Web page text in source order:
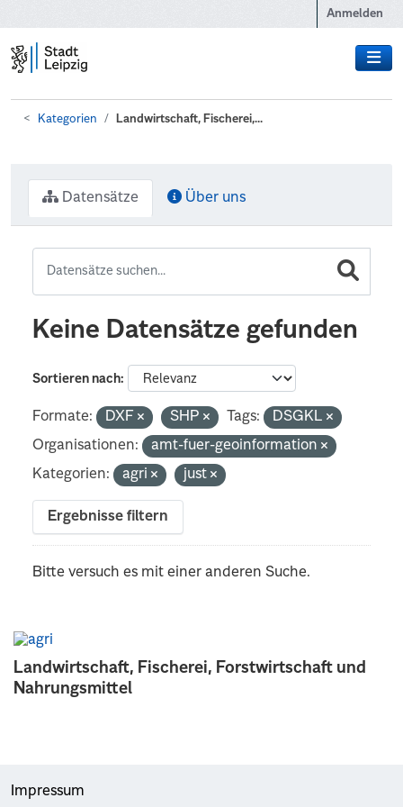
Anmelden
Kategorien Landwirtschaft, Fischerei,...
Landwirtschaft, Fischerei, Forstwirtschaft und
Nahrungsmittel
Datensätze Über uns
Keine Datensätze gefunden
Sortieren nach
Formate: DXF SHP Tags:
DSGKL
Organisationen:
amt-fuer-geoinformation
Kategorien:
agri just
Ergebnisse filtern
Bitte versuch es mit einer anderen Suche.
Impressum